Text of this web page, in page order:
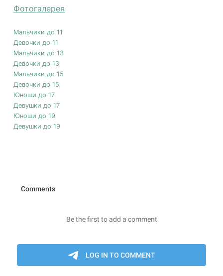
Фотогалерея
Мальчики до 11
Девочки до 11
Мальчики до 13
Девочки до 13
Мальчики до 15
Девочки до 15
Юноши до 17
Девушки до 17
Юноши до 19
Девушки до 19